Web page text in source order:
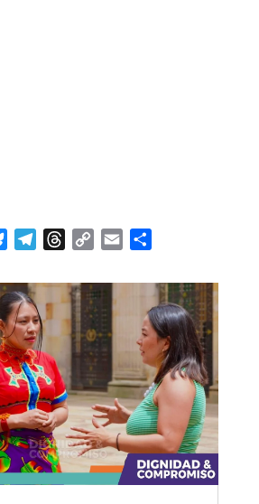
BlueskyTelegramThreads
Copy Email